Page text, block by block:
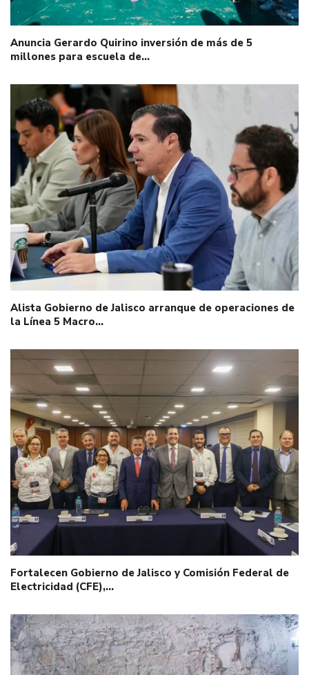
Anuncia Gerardo Quirino inversión de más de 5
millones para escuela de…
Alista Gobierno de Jalisco arranque de operaciones de
la Línea 5 Macro…
Fortalecen Gobierno de Jalisco y Comisión Federal de
Electricidad (CFE),…